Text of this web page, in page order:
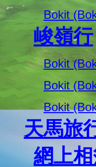
Bokit
峻嶺行
Bokit
Bokit
Bokit
天馬旅
網上